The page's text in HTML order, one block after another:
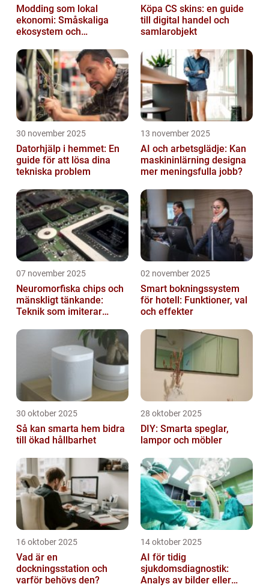
Modding som lokal
ekonomi: Småskaliga
ekosystem och
Köpa CS skins: en guide
till digital handel och
samlarobjekt
30 november 2025
Datorhjälp i hemmet: En
guide för att lösa dina
tekniska problem
13 november 2025
AI och arbetsglädje: Kan
maskininlärning designa
mer meningsfulla jobb?
07 november 2025
Neuromorfiska chips och
mänskligt tänkande:
Teknik som imiterar
02 november 2025
Smart bokningssystem
för hotell: Funktioner, val
och effekter
30 oktober 2025
Så kan smarta hem bidra
till ökad hållbarhet
28 oktober 2025
DIY: Smarta speglar,
lampor och möbler
16 oktober 2025
Vad är en
dockningsstation och
varför behövs den?
14 oktober 2025
AI för tidig
sjukdomsdiagnostik:
Analys av bilder eller